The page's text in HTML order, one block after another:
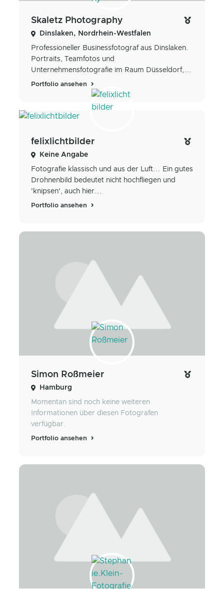
Skaletz Photography
Dinslaken, Nordrhein-Westfalen
Professioneller Businessfotograf aus Dinslaken.
Portraits, Teamfotos und
Unternehmensfotografie im Raum Düsseldorf,...
Portfolio ansehen
felixlichtbilder
Keine Angabe
Fotografie klassisch und aus der Luft... Ein gutes
Drohnenbild bedeutet nicht hochfliegen und
'knipsen', auch hier...
Portfolio ansehen
Simon Roßmeier
Hamburg
Momentan sind noch keine weiteren
Informationen über diesen Fotografen
verfügbar.
Portfolio ansehen